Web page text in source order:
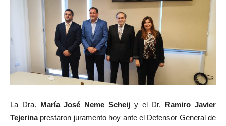
La Dra. María José Neme Scheij y el Dr.
Ramiro Javier
Tejerinaprestaron juramento hoy ante el Defensor General de